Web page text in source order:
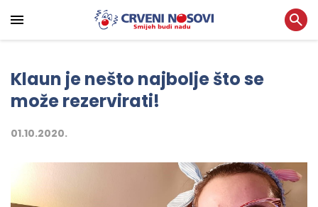
Klaun je nešto najbolje što se
može rezervirati!
01.10.2020.